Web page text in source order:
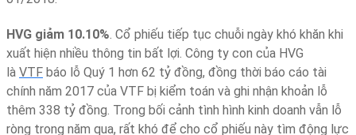
HVG giảm 10.10% . Cổ phiếu tiếp tục chuỗi ngày khó khăn khi
xuất hiện nhiều thông tin bất lợi. Công ty con của HVG
là VTF báo lỗ Quý 1 hơn 62 tỷ đồng, đồng thời báo cáo tài
chính năm 2017 của VTF bị kiểm toán và ghi nhận khoản lỗ
thêm 338 tỷ đồng. Trong bối cảnh tình hình kinh doanh vẫn lỗ
ròng trong năm qua, rất khó để cho cổ phiếu này tìm động lực